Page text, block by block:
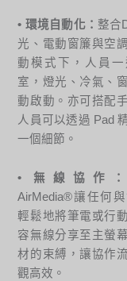
• 環境自動化： 整合
光、電動窗簾與空
動模式下，人員
室，燈光、冷氣、
動啟動。亦可搭配
人員可以透過 Pad
一個細節。
• 無線協作：
AirMedia®讓任何
輕鬆地將筆電或行
容無線分享至主螢
材的束縛，讓協作
觀高效。